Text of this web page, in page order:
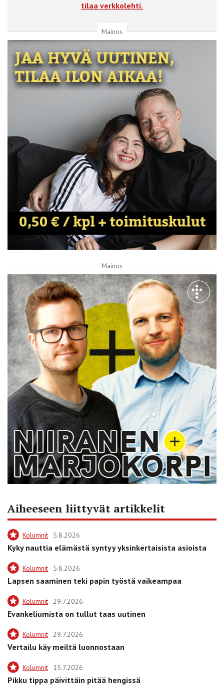
tilaa verkkolehti.
Mainos
Mainos
Aiheeseen liittyvät artikkelit
Kolumnit 5.8.2026
Kyky nauttia elämästä syntyy yksinkertaisista asioista
Kolumnit 5.8.2026
Lapsen saaminen teki papin työstä vaikeampaa
Kolumnit 29.7.2026
Evankeliumista on tullut taas uutinen
Kolumnit 29.7.2026
Vertailu käy meiltä luonnostaan
Kolumnit 15.7.2026
Pikku tippa päivittäin pitää hengissä